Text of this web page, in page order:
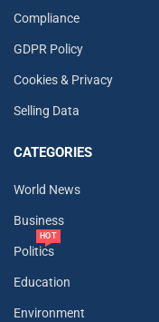
Compliance
GDPR Policy
Cookies & Privacy
Selling Data
CATEGORIES
World News
Business
Politics
HOT
Education
Environment